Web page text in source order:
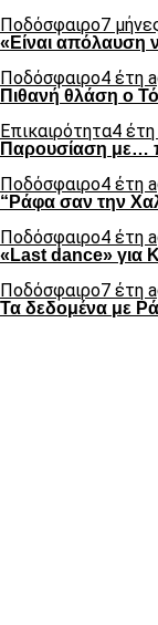
Ποδόσφαιρο7
«Είναι απόλαυση
Ποδόσφαιρο4 έτη
Πιθανή θλάση ο
Επικαιρότητα4
Παρουσίαση με…
Ποδόσφαιρο4 έτη
“Ράφα σαν την
Ποδόσφαιρο4 έτη
«Last dance» για
Ποδόσφαιρο7 έτη
Τα δεδομένα με